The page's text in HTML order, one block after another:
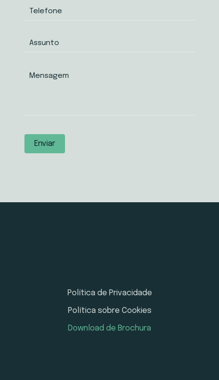
Política de Privacidade
Política sobre Cookies
Download de Brochura